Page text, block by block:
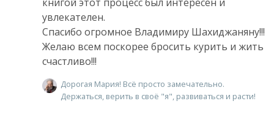
увлекателен.
Спасибо огромное Владимиру Шахиджаняну!!!
Желаю всем поскорее бросить курить и жить
счастливо!!!
Дорогая Мария! Всё просто замечательно.
Держаться, верить в своё "я", развиваться и расти!